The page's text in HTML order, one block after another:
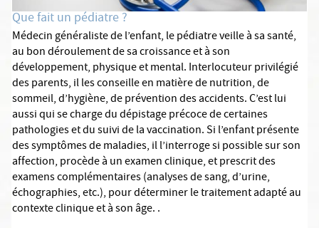
Que fait un pédiatre ?
Médecin généraliste de l’enfant, le pédiatre veille à sa santé,
au bon déroulement de sa croissance et à son
développement, physique et mental. Interlocuteur privilégié
des parents, il les conseille en matière de nutrition, de
sommeil, d’hygiène, de prévention des accidents. C’est lui
aussi qui se charge du dépistage précoce de certaines
pathologies et du suivi de la vaccination. Si l’enfant présente
des symptômes de maladies, il l’interroge si possible sur son
affection, procède à un examen clinique, et prescrit des
examens complémentaires (analyses de sang, d’urine,
échographies, etc.), pour déterminer le traitement adapté au
contexte clinique et à son âge. .